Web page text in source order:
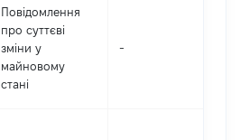
Повідомлення
про суттєві
зміни y
майновому
стані
-